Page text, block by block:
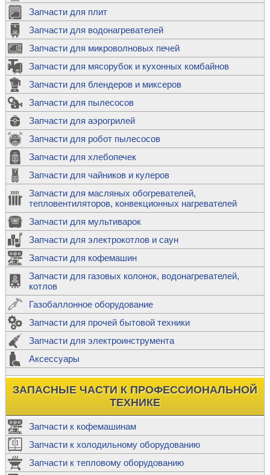
Запчасти для плит
Запчасти для водонагревателей
Запчасти для микроволновых печей
Запчасти для мясорубок и кухонных комбайнов
Запчасти для блендеров и миксеров
Запчасти для пылесосов
Запчасти для аэрогрилей
Запчасти для робот пылесосов
Запчасти для хлебопечек
Запчасти для чайников и кулеров
Запчасти для масляных обогревателей,
тепловентиляторов, конвекционных нагревателей
Запчасти для мультиварок
Запчасти для электрокотлов и саун
Запчасти для кофемашин
Запчасти для газовых колонок, водонагревателей,
котлов
Газобаллонное оборудование
Запчасти для прочей бытовой техники
Запчасти для электроинструмента
Аксессуары
ЗАПАСНЫЕ ЧАСТИ К ПРОФЕССИОНАЛЬНОЙ
ТЕХНИКЕ
Запчасти к кофемашинам
Запчасти к холодильному оборудованию
Запчасти к тепловому оборудованию